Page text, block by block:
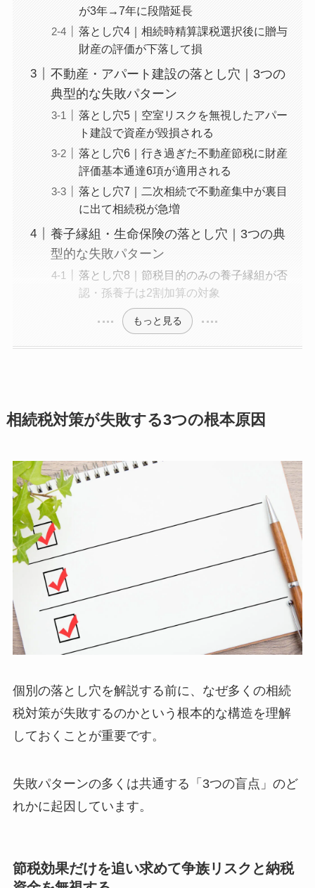
が3年→7年に段階延長
落とし穴4｜相続時精算課税選択後に贈与
財産の評価が下落して損
不動産・アパート建設の落とし穴｜3つの
典型的な失敗パターン
落とし穴5｜空室リスクを無視したアパー
ト建設で資産が毀損される
落とし穴6｜行き過ぎた不動産節税に財産
評価基本通達6項が適用される
落とし穴7｜二次相続で不動産集中が裏目
に出て相続税が急増
養子縁組・生命保険の落とし穴｜3つの典
型的な失敗パターン
落とし穴8｜節税目的のみの養子縁組が否
認・孫養子は2割加算の対象
もっと見る
相続税対策が失敗する3つの根本原因
個別の落とし穴を解説する前に、なぜ多くの相続
税対策が失敗するのかという根本的な構造を理解
しておくことが重要です。
失敗パターンの多くは共通する「3つの盲点」のど
れかに起因しています。
節税効果だけを追い求めて争族リスクと納税